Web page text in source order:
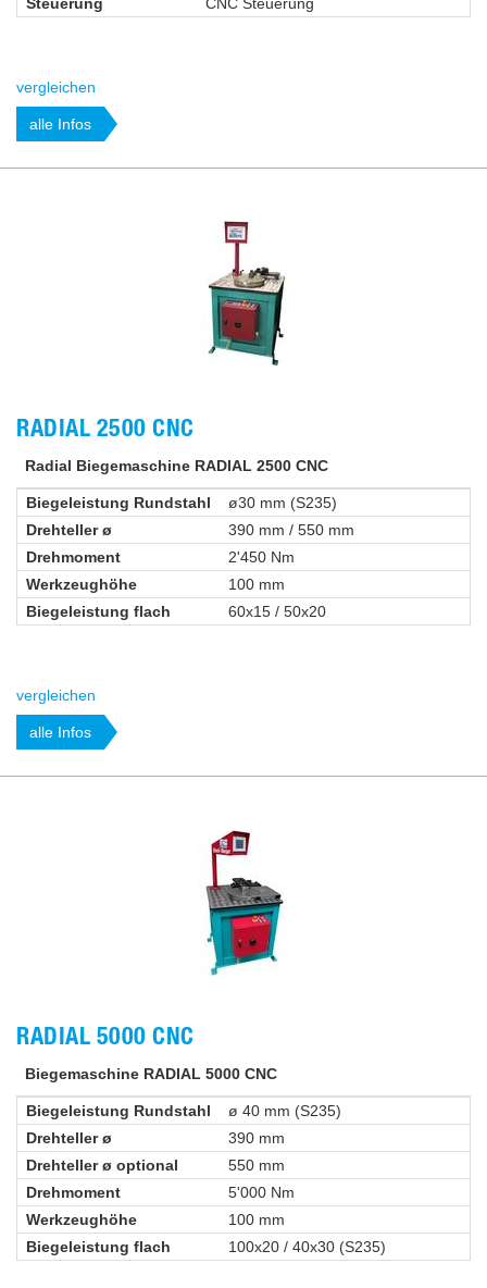
vergleichen
alle Infos
RADIAL 2500 CNC
Radial Biegemaschine RADIAL 2500 CNC
Biegeleistung Rundstahl
ø30 mm (S235)
Drehteller ø
390 mm / 550 mm
Drehmoment
2'450 Nm
Werkzeughöhe
100 mm
Biegeleistung flach
60x15 / 50x20
vergleichen
alle Infos
RADIAL 5000 CNC
Biegemaschine RADIAL 5000 CNC
Biegeleistung Rundstahl
ø 40 mm (S235)
Drehteller ø
390 mm
Drehteller ø optional
550 mm
Drehmoment
5'000 Nm
Werkzeughöhe
100 mm
Biegeleistung flach
100x20 / 40x30 (S235)